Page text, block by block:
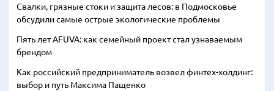
Свалки, грязные стоки и защита лесов: в Подмосковье
обсудили самые острые экологические проблемы
Пять лет AFUVA: как семейный проект стал узнаваемым
брендом
Как российский предприниматель возвел финтех-холдинг:
выбор и путь Максима Пащенко